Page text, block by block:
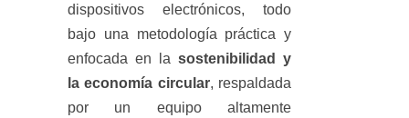
dispositivos electrónicos, todo
bajo una metodología práctica y
enfocada en la sostenibilidad y
la economía circular, respaldada
por un equipo altamente